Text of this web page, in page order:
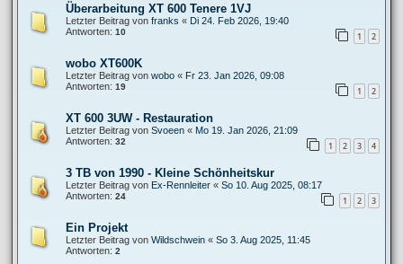
Überarbeitung XT 600 Tenere 1VJ
Letzter Beitrag von franks « Di 24. Feb 2026, 19:40
Antworten: 10 1 2
wobo XT600K
Letzter Beitrag von wobo « Fr 23. Jan 2026, 09:08
Antworten: 19 1 2
XT 600 3UW - Restauration
Letzter Beitrag von Svoeen « Mo 19. Jan 2026, 21:09
Antworten: 32 1 2 3 4
3 TB von 1990 - Kleine Schönheitskur
Letzter Beitrag von Ex-Rennleiter « So 10. Aug 2025, 08:17
Antworten: 24 1 2 3
Ein Projekt
Letzter Beitrag von Wildschwein « So 3. Aug 2025, 11:45
Antworten: 2